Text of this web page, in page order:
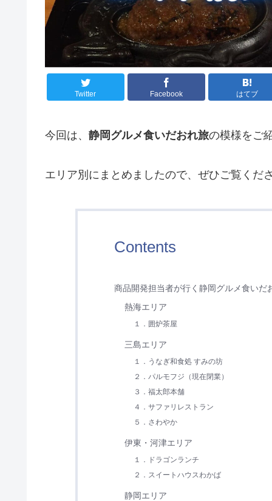
Twitter Facebook はてブ
今回は、 静岡グルメ食いだおれ旅の模様をご
エリア別にまとめましたので、ぜひご覧くだ
Contents
商品開発担当者が行く静岡グルメ食いだ
熱海エリア
１．囲炉茶屋
三島エリア
１．うなぎ和食処 すみの坊
２．パルモフジ（現在閉業）
３．福太郎本舗
４．サファリレストラン
５．さわやか
伊東・河津エリア
１．ドラゴンランチ
２．スイートハウスわかば
静岡エリア